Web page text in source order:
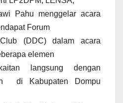
Pahu menggelar acara
Forum
(DDC) dalam acara
elemen
langsung dengan
di Kabupaten Dompu